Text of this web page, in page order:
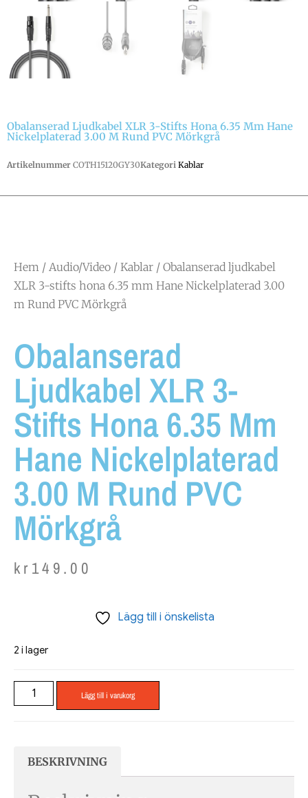
Obalanserad Ljudkabel XLR 3-Stifts Hona 6.35 Mm Hane
Nickelplaterad 3.00 M Rund PVC Mörkgrå
Artikelnummer COTH15120GY30Kategori Kablar
Hem / Audio/Video / Kablar / Obalanserad ljudkabel
XLR 3-stifts hona 6.35 mm Hane Nickelplaterad 3.00
m Rund PVC Mörkgrå
Obalanserad
Ljudkabel XLR 3-
Stifts Hona 6.35 Mm
Hane Nickelplaterad
3.00 M Rund PVC
Mörkgrå
kr 149.00
Lägg till i önskelista
2 i lager
Lägg till i varukorg
BESKRIVNING